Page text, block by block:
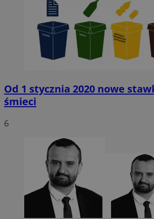
Od 1 stycznia 2020 nowe
śmieci
6